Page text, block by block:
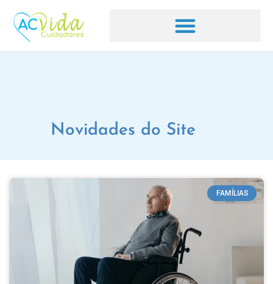
Novidades do Site
FAMÍLIAS